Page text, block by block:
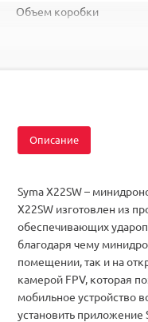
Объем коробки
Описание
Syma X22SW –
X22SW изготовлен из
обеспечивающих
благодаря чему
помещении, так и на
камерой FPV, которая
мобильное устройство
установить приложение